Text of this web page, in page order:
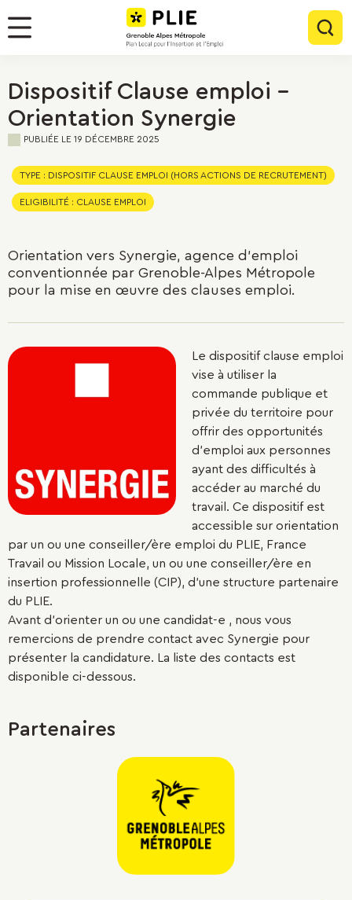
Panneau de gestion des cookies
Menu
Dispositif Clause emploi -
Orientation Synergie
PUBLIÉE LE 19 DÉCEMBRE 2025
TYPE : DISPOSITIF CLAUSE EMPLOI (HORS ACTIONS DE RECRUTEMENT)
ELIGIBILITÉ : CLAUSE EMPLOI
Orientation vers Synergie, agence d'emploi
conventionnée par Grenoble-Alpes Métropole
pour la mise en œuvre des clauses emploi.
Le dispositif clause emploi
vise à utiliser la
commande publique et
privée du territoire pour
offrir des opportunités
d'emploi aux personnes
ayant des difficultés à
accéder au marché du
travail. Ce dispositif est
accessible sur orientation
par un ou une conseiller/ère emploi du PLIE, France
Travail ou Mission Locale, un ou une conseiller/ère en
insertion professionnelle (CIP), d'une structure partenaire
du PLIE.
Avant d'orienter un ou une candidat-e , nous vous
remercions de prendre contact avec Synergie pour
présenter la candidature. La liste des contacts est
disponible ci-dessous.
Partenaires